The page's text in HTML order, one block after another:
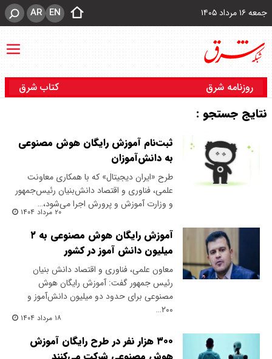
جمعه ۱۶ مرداد ۱۴۰۵ EN
AR
روزنامه شرق کتاب شرق
نتایج جستجو :
ثبت‌نام آموزش رایگان هوش مصنوعی
به دانش‌آموزان
طرح «ایران دیجیتال» که با همکاری معاونت
علمی، فناوری و اقتصاد دانش‌بنیان رئیس‌جمهور
و وزارت آموزش و پرورش اجرا می‌شود،…
۲۰ مرداد ۱۴۰۴
آموزش رایگان هوش مصنوعی به ۲
میلیون دانش آموز در کشور
معاون علمی، فناوری و اقتصاد دانش‌ بنیان
رئیس‌ جمهور گفت: آموزش رایگان هوش
مصنوعی برای حدود دو میلیون دانش‌آموز و
۲۰۰…
۱۸ مرداد ۱۴۰۴
۳۰۰ هزار نفر در طرح رایگان آموزش